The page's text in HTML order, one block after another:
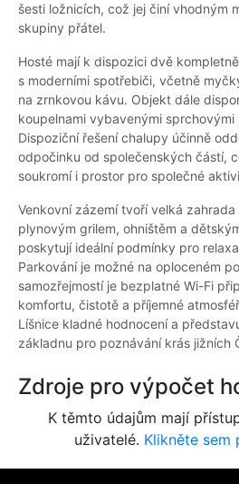
šesti ložnicích, což jej činí vhodným
skupiny přátel.
Hosté mají k dispozici dvě
s moderními spotřebiči, včetně
na zrnkovou kávu. Objekt dále
koupelnami vybavenými sprchovými
Dispoziční řešení chalupy účinně
odpočinku od společenských částí,
soukromí i prostor pro společné
Venkovní zázemí tvoří velká zahrada
plynovým grilem, ohništěm a
poskytují ideální podmínky pro
Parkování je možné na oploceném
samozřejmostí je bezplatné Wi-Fi
komfortu, čistotě a příjemné
Líšnice kladné hodnocení a
základnu pro poznávání krás jižních
Zdroje pro výpočet
K těmto údajům mají
uživatelé. Klikněte sem